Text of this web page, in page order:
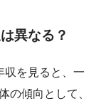
異なる？
収を見ると、一
の傾向として、